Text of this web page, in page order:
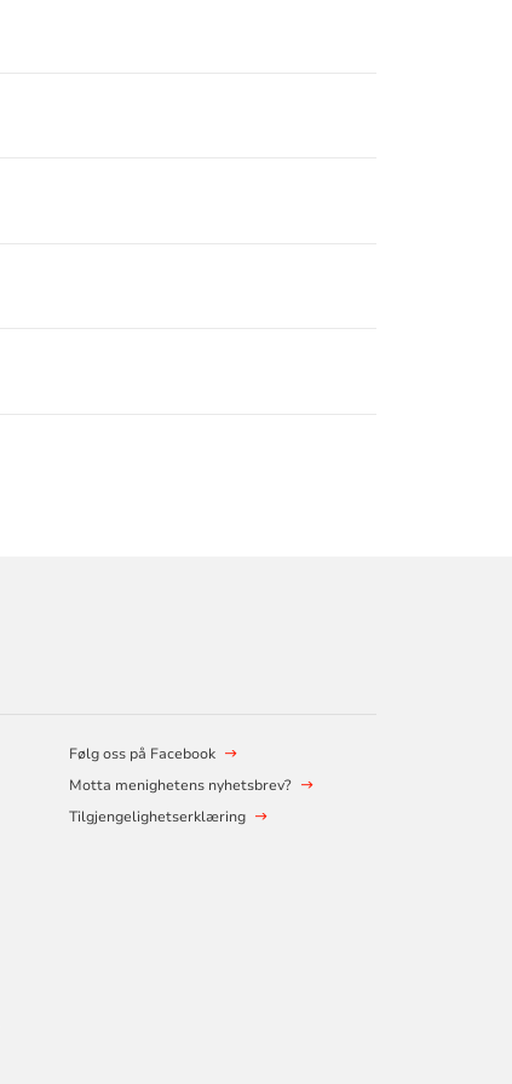
Følg oss på Facebook
Motta menighetens nyhetsbrev?
Tilgjengelighetserklæring